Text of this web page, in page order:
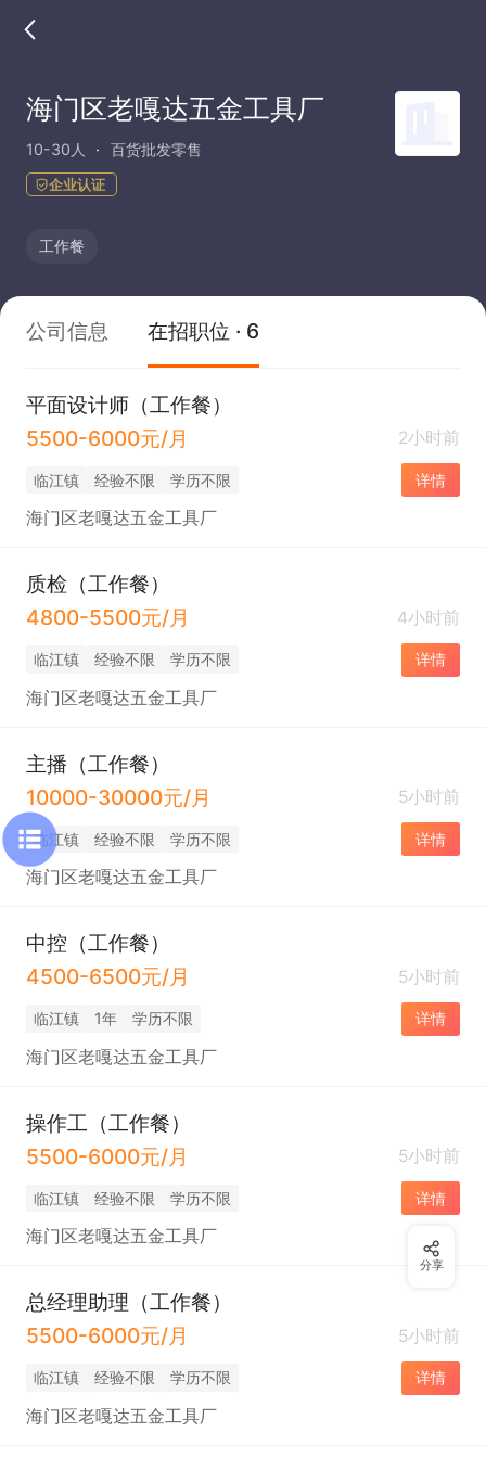
海门区老嘎达五金工具厂
10-30人 百货批发零售
企业认证
工作餐
公司信息 在招职位 · 6
平面设计师（工作餐）
5500-6000元/月
2小时前
临江镇 经验不限 学历不限 详情
海门区老嘎达五金工具厂
质检（工作餐）
4800-5500元/月
4小时前
临江镇 经验不限 学历不限 详情
海门区老嘎达五金工具厂
主播（工作餐）
10000-30000元/月
5小时前
临江镇 经验不限 学历不限 详情
海门区老嘎达五金工具厂
中控（工作餐）
4500-6500元/月
5小时前
临江镇 1年 学历不限 详情
海门区老嘎达五金工具厂
操作工（工作餐）
5500-6000元/月
5小时前
临江镇 经验不限 学历不限 详情
海门区老嘎达五金工具厂
总经理助理（工作餐）
5500-6000元/月
5小时前
临江镇 经验不限 学历不限 详情
海门区老嘎达五金工具厂
分享